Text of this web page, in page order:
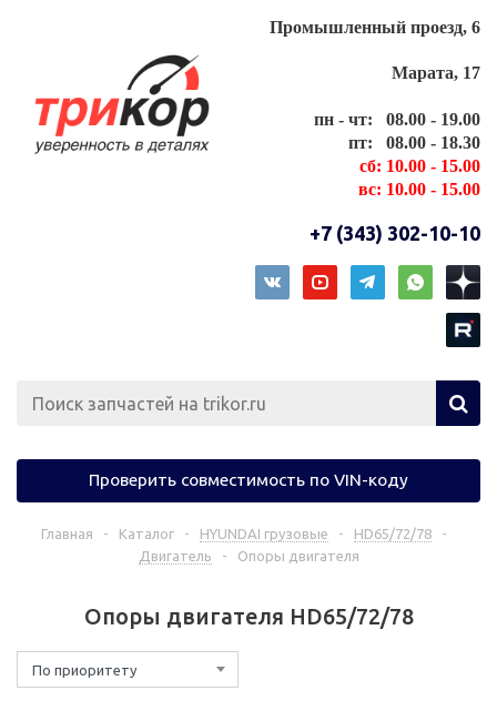
Промышленный проезд, 6
Марата, 17
пн - чт: 08.00 - 19.00
пт: 08.00 - 18.30
сб: 10.00 - 15.00
вс: 10.00 - 15.00
+7 (343) 302-10-10
Проверить совместимость по VIN-коду
Главная - Каталог - HYUNDAI грузовые - HD65/72/78
-
Двигатель
- Опоры двигателя
Опоры двигателя HD65/72/78
По приоритету